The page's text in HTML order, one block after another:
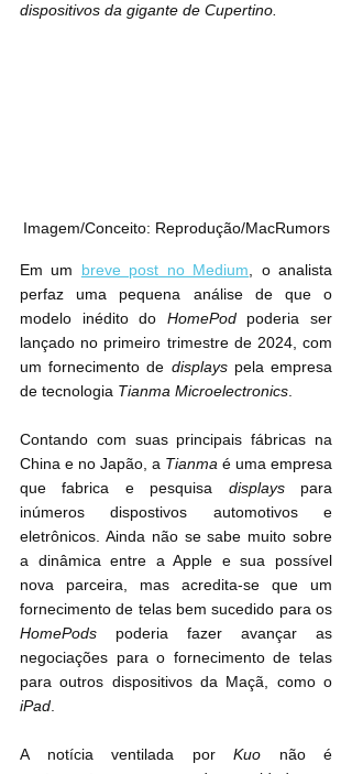
dispositivos da gigante de Cupertino.
Imagem/Conceito: Reprodução/MacRumors
Em um breve post no Medium , o analista
perfaz uma pequena análise de que o
modelo inédito do HomePod poderia ser
lançado no primeiro trimestre de 2024, com
um fornecimento de displays pela empresa
de tecnologia Tianma Microelectronics
Contando com suas principais fábricas na
China e no Japão, a Tianma é uma empresa
que fabrica e pesquisa displays para
inúmeros dispostivos automotivos e
eletrônicos. Ainda não se sabe muito sobre
a dinâmica entre a Apple e sua possível
nova parceira, mas acredita-se que um
HomePods poderia fazer avançar as
negociações para o fornecimento de telas
iPad
A notícia ventilada por Kuo não é